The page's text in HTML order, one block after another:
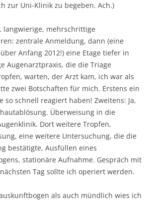
zur Uni-Klinik zu begeben. Ach.)
langwierige, mehrschrittige
zentrale Anmeldung, dann (eine
Anfang 2012!) eine Etage tiefer in
Augenarztpraxis, die die Triage
warten, der Arzt kam, ich war als
zwei Botschaften für mich. Erstens ein
so schnell reagiert haben! Zweitens: Ja,
Überweisung in die
Dort weitere Tropfen,
eine weitere Untersuchung, die die
bestätigte, Ausfüllen eines
stationäre Aufnahme. Gespräch mit
Tag sollte ich operiert werden.
als auch mündlich wies ich